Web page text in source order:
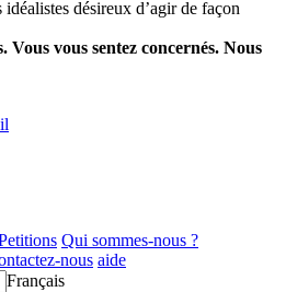
désireux d’agir de façon
Vous vous sentez concernés. Nous
Qui sommes-nous ?
nous aide
Français